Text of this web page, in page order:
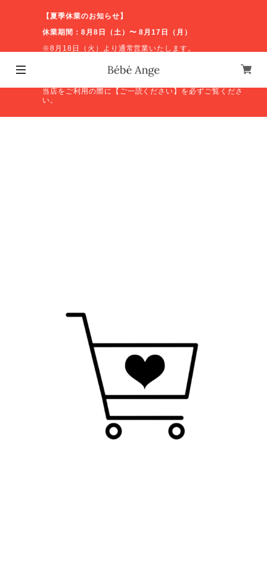
【夏季休業のお知らせ】
休業期間：8月8日（土）〜 8月17日（月）
※8月18日（火）より通常営業いたします。
休業期間中のお問い合わせやオンラインショップの発送等
につきましては、営業再開後に順次対応いたします。ご不
当店をご利用の際に【ご一読ください】を必ずご覧くださ
い。